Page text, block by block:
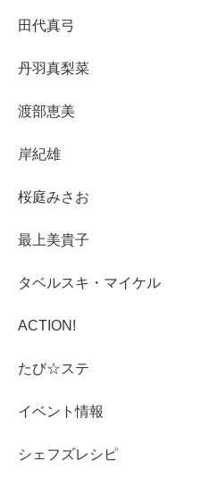
田代真弓
丹羽真梨菜
渡部恵美
岸紀雄
桜庭みさお
最上美貴子
タベルスキ・マイケル
ACTION!
たび☆ステ
イベント情報
シェフズレシピ